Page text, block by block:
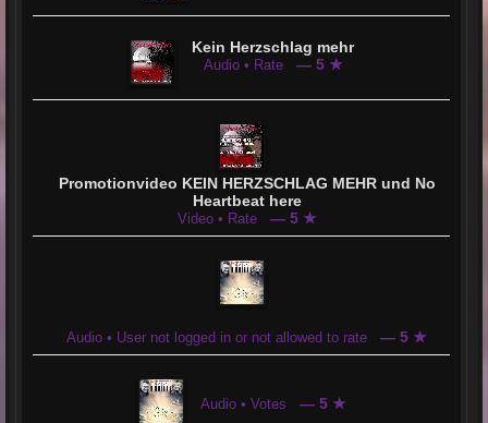
Kein Herzschlag mehr
Audio • Rate — 5 ★
Promotionvideo KEIN HERZSCHLAG MEHR und No
Heartbeat here
Video • Rate — 5 ★
Audio • User not logged in or not allowed to rate — 5 ★
Audio • Votes — 5 ★